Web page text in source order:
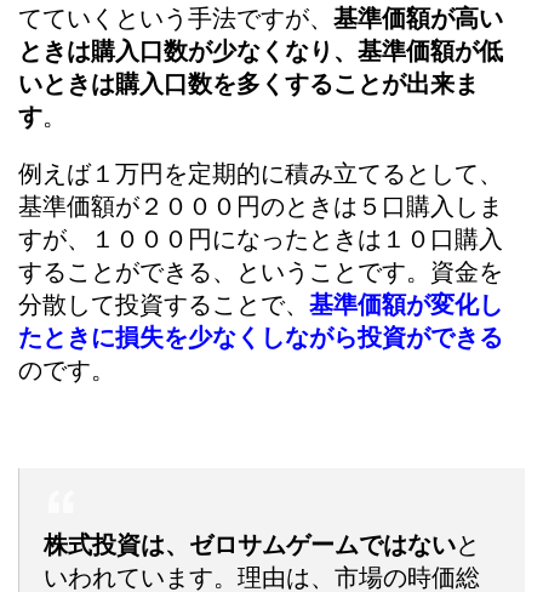
てていくという手法ですが、 基準価額が高い
ときは購入口数が少なくなり、基準価額が低
いときは購入口数を多くすることが出来ま
す。
例えば１万円を定期的に積み立てるとして、
基準価額が２０００円のときは５口購入しま
すが、１０００円になったときは１０口購入
することができる、ということです。資金を
分散して投資することで、 基準価額が変化し
たときに損失を少なくしながら投資ができる
のです。
株式投資は、ゼロサムゲームではないと
いわれています。理由は、市場の時価総